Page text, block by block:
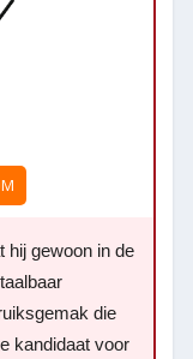
hij gewoon in de
die
kandidaat voor